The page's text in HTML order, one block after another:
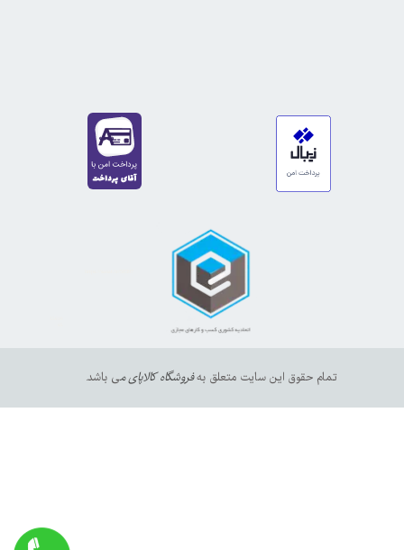
تمام حقوق این سایت متعلق بهفروشگاه کالاپای می باشد.